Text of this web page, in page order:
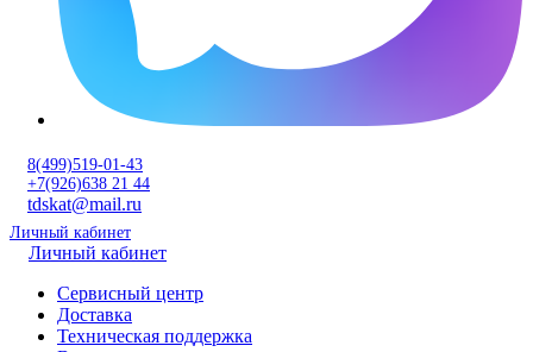
8(499)519-01-43
+7(926)638 21 44
tdskat@mail.ru
Личный кабинет
Личный кабинет
Сервисный центр
Доставка
Техническая поддержка